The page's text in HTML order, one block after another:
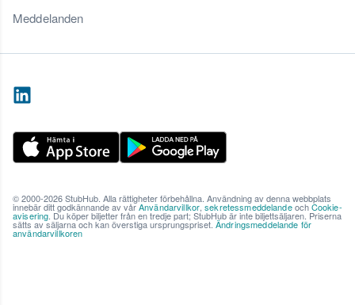
Meddelanden
© 2000-2026 StubHub. Alla rättigheter förbehållna. Användning av denna webbplats
innebär ditt godkännande av vårAnvändarvillkor,sekretessmeddelandeochCookie-
avisering. Du köper biljetter från en tredje part; StubHub är inte biljettsäljaren. Priserna
sätts av säljarna och kan överstiga ursprungspriset. Ändringsmeddelande för
användarvillkoren